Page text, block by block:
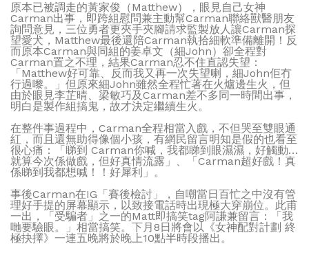
原本已被調走的黃家俊（Matthew），眼見自己女神
Carman出事，即跨組慰問兼主動幫Carman聯絡獸醫朋友
詢問意見，三位勇者更夾手夾腳請求監製放人讓Carman探
望愛犬，Matthew最後還陪Carman執拾細軟準備離開！反
而原本Carman與同組的姜卓文（細John）卻全程對
Carman置之不理，結果Carman忍不住直認失望：
「Matthew好可靠、反而我又再一次失望喇，細John佢冇
行過嚟。」但原來細John雖然全程忙著在火爐邊生火，但
由於眼見李芷晴、梁敏巧及Carman差不多同一時間出事，
明白是製作組搞鬼，故才決定繼續生火。
在整件事過程中，Carman全程相當入戲，不但哭至雙眼通
紅，而且還無助得像個小孩，有網民留言明知是假的也看至
很心痛：「睇到 Carman你喊，我都睇到眼濕濕，好觸動…
就算今次係做戲，但好真情流露」、「Carman超好戲！真
係睇到我都想喊！！好犀利」。
事後Carman在IG「賽後檢討」，自嘲當日百忙之中沒有管
理好手提的屏幕顯示，以致接電話時出現極大穿崩位。此甫
一出，「受騙者」之一的Matt即搞笑tag阿謙兼留言：「我
哋要驗眼。」相當搞笑。下月8日將會以《女神配對計劃 終
極抉擇》一連五晚將於晚上10點半時段播出。